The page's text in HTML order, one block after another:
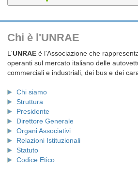
Chi è l'UNRAE
L'UNRAE è l'Associazione che
operanti sul mercato italiano delle
commerciali e industriali, dei bus e dei
Chi siamo
Struttura
Presidente
Direttore Generale
Organi Associativi
Relazioni Istituzionali
Statuto
Codice Etico